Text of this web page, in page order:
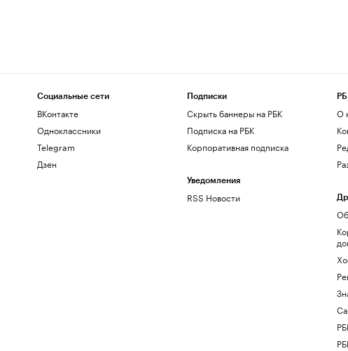
Социальные сети
ВКонтакте
Одноклассники
Telegram
Дзен
Подписки
Скрыть баннеры на РБК
Подписка на РБК
Корпоративная подписка
Уведомления
RSS Новости
О